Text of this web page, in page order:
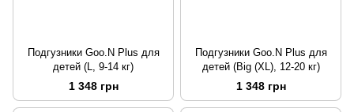
Подгузники Goo.N Plus для
детей (L, 9-14 кг)
1 348 грн
Подгузники Goo.N Plus для
детей (Big (XL), 12-20 кг)
1 348 грн